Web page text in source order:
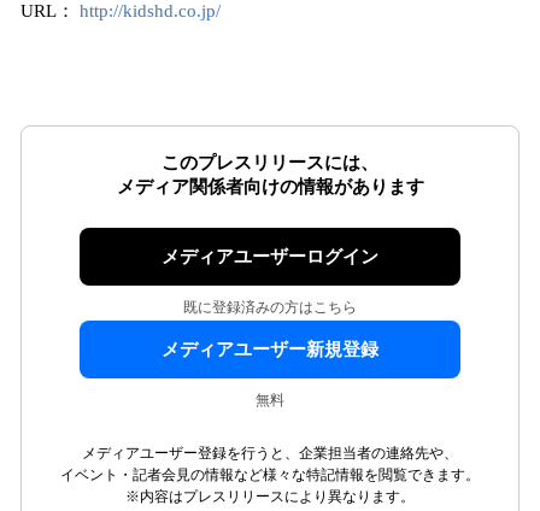
URL： http://kidshd.co.jp/
このプレスリリースには、
メディア関係者向けの情報があります
メディアユーザーログイン
既に登録済みの方はこちら
メディアユーザー新規登録
無料
メディアユーザー登録を行うと、企業担当者の連絡先や、
イベント・記者会見の情報など様々な特記情報を閲覧できます。
※内容はプレスリリースにより異なります。